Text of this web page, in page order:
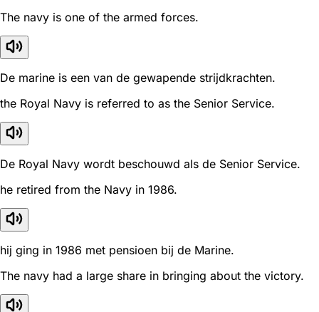
The navy is one of the armed forces.
De marine is een van de gewapende strijdkrachten.
the Royal Navy is referred to as the Senior Service.
De Royal Navy wordt beschouwd als de Senior Service.
he retired from the Navy in 1986.
hij ging in 1986 met pensioen bij de Marine.
The navy had a large share in bringing about the victory.